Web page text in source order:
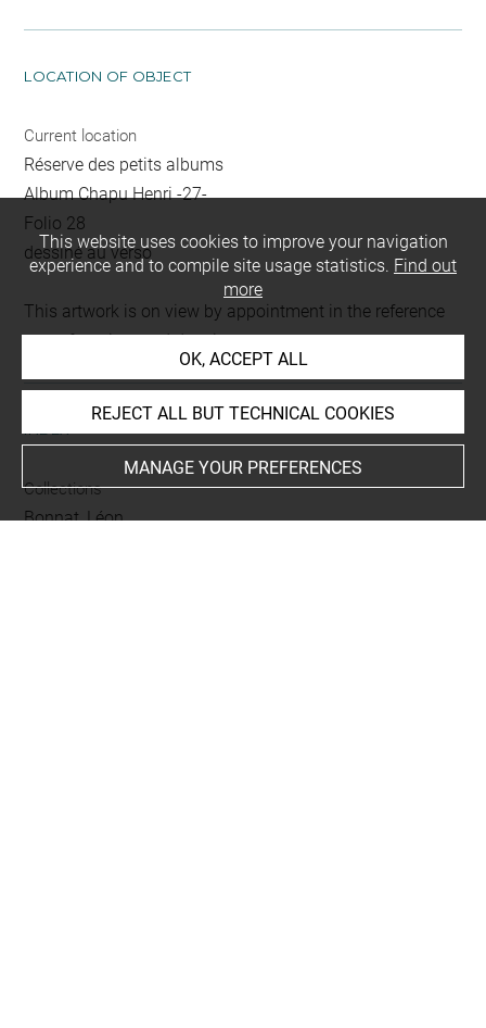
LOCATION OF OBJECT
Current location
Réserve des petits albums
Album Chapu Henri -27-
Folio 28
dessiné au verso
This artwork is on view by appointment in the reference
room for prints and drawings
INDEX
Collections
Bonnat, Léon
This website uses cookies to improve your navigation
experience and to compile site usage statistics. Find out
more
OK, ACCEPT ALL
REJECT ALL BUT TECHNICAL COOKIES
MANAGE YOUR PREFERENCES